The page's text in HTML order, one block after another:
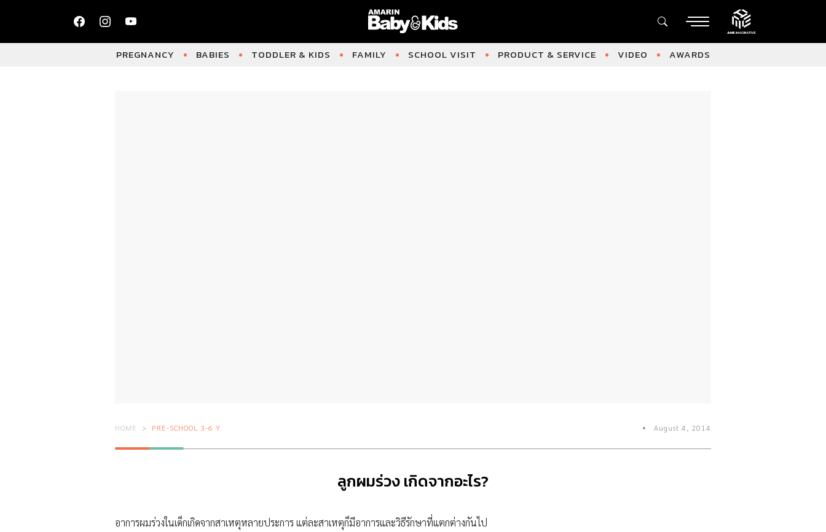
PREGNANCY BABIES TODDLER & KIDS FAMILY SCHOOL VISIT PRODUCT & SERVICE VIDEO AWARDS
HOME PRE-SCHOOL 3-6 Y August 4, 2014
ลูกผมร่วง เกิดจากอะไร?
อาการผมร่วงในเด็กเกิดจากสาเหตุหลายประการ แต่ละสาเหตุก็มีอาการและวิธีรักษาที่แตกต่างกันไป